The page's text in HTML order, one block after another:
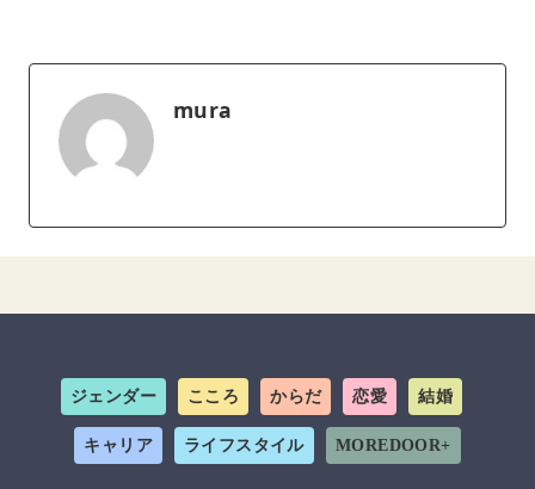
mura
ジェンダー こころ からだ 恋愛 結婚
キャリア ライフスタイル MOREDOOR+